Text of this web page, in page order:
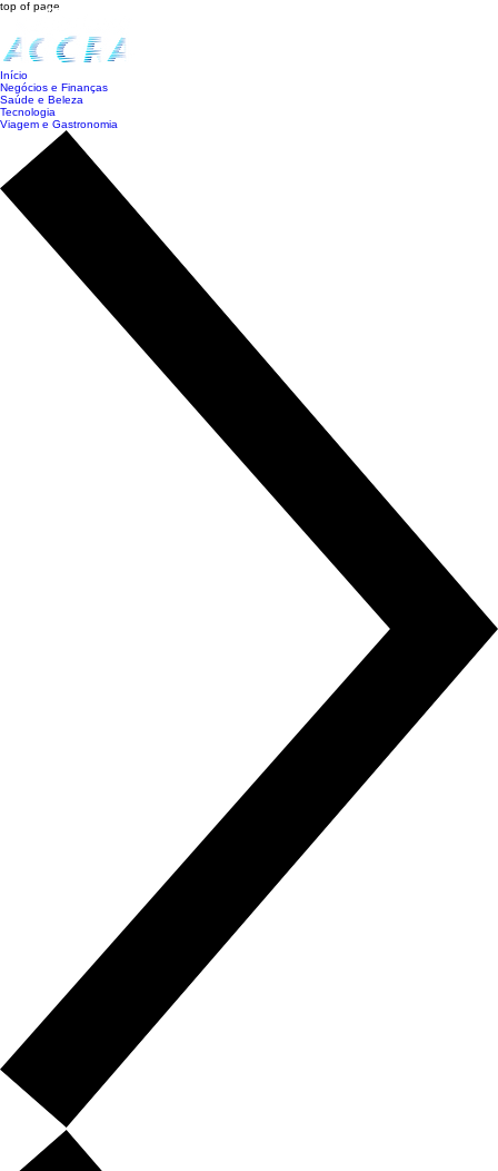
top of page
Início
Negócios e Finanças
Saúde e Beleza
Tecnologia
Viagem e Gastronomia